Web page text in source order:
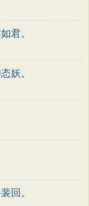
君。
妖。
回。